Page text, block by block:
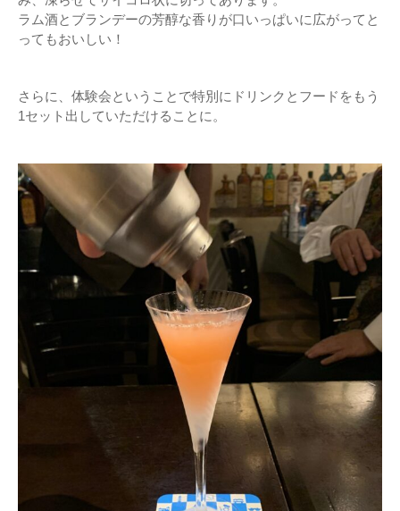
ラム酒とブランデーの芳醇な香りが口いっぱいに広がってと
ってもおいしい！
さらに、体験会ということで特別にドリンクとフードをもう
1セット出していただけることに。